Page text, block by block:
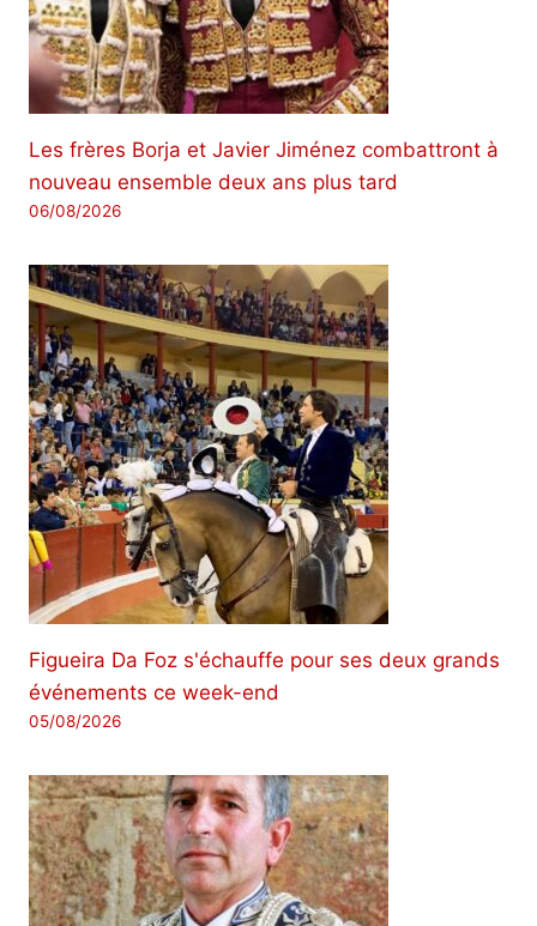
Les frères Borja et Javier Jiménez combattront à
nouveau ensemble deux ans plus tard
06/08/2026
Figueira Da Foz s'échauffe pour ses deux grands
événements ce week-end
05/08/2026